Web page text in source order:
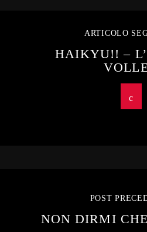
ARTICOLO
HAIKYU!! –
POST
NON DIRMI